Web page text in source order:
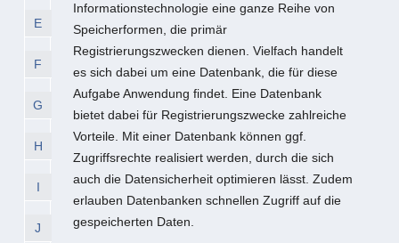
E
F
G
H
I
J
Informationstechnologie eine ganze Reihe von
Speicherformen, die primär
Registrierungszwecken dienen. Vielfach handelt
es sich dabei um eine Datenbank, die für diese
Aufgabe Anwendung findet. Eine Datenbank
bietet dabei für Registrierungszwecke zahlreiche
Vorteile. Mit einer Datenbank können ggf.
Zugriffsrechte realisiert werden, durch die sich
auch die Datensicherheit optimieren lässt. Zudem
erlauben Datenbanken schnellen Zugriff auf die
gespeicherten Daten.